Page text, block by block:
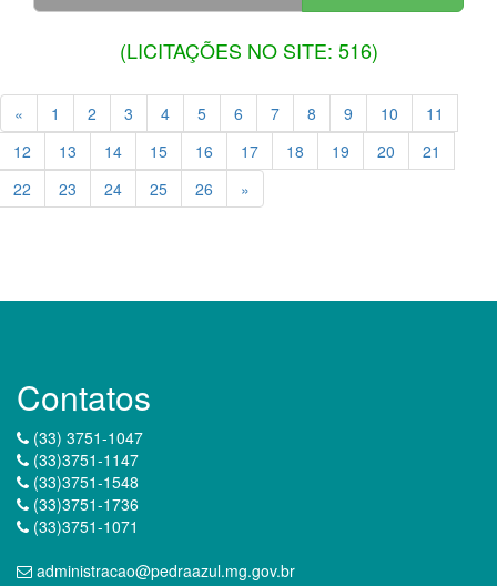
(LICITAÇÕES NO SITE: 516)
« 1 2 3 4 5 6 7 8 9 10
11
12
13 14 15 16 17 18 19 20
21
22
23 24 25 26 »
Contatos
(33) 3751-1047
(33)3751-1147
(33)3751-1548
(33)3751-1736
(33)3751-1071
administracao@pedraazul.mg.gov.br